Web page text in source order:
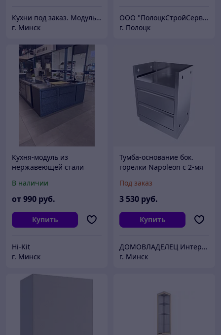
Кухни под заказ. Модульные кухни. Одиночные кухонные шкафчики
г. Минск
ООО "ПолоцкСтройСервис"
г. Полоцк
Кухня-модуль из
нержавеющей стали
В наличии
от990 руб.
Купить
Hi-Kit
г. Минск
Тумба-основание бок.
горелки Napoleon с 2-мя
Под заказ
3 530 руб.
Купить
ДОМОВЛАДЕЛЕЦ Интернет-магазин
г. Минск